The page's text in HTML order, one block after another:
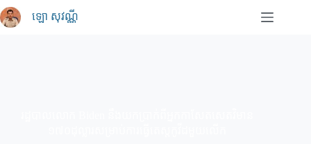
Skip
to
content
ឡោ សុវណ្ណី